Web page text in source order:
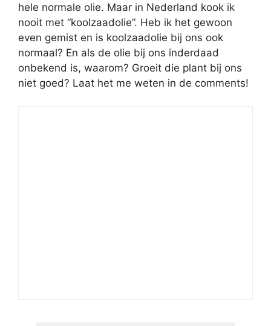
hele normale olie. Maar in Nederland kook ik
nooit met “koolzaadolie”. Heb ik het gewoon
even gemist en is koolzaadolie bij ons ook
normaal? En als de olie bij ons inderdaad
onbekend is, waarom? Groeit die plant bij ons
niet goed? Laat het me weten in de comments!